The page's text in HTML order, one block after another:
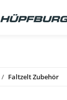
Faltzelt Zubehör